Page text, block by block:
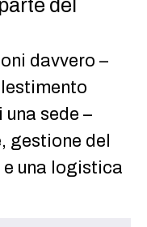
del
davvero –
sede –
gestione del
una logistica